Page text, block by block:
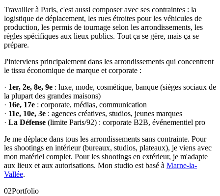
Travailler à Paris, c'est aussi composer avec ses contraintes : la
logistique de déplacement, les rues étroites pour les véhicules de
production, les permis de tournage selon les arrondissements, les
règles spécifiques aux lieux publics. Tout ça se gère, mais ça se
prépare.
J'interviens principalement dans les arrondissements qui concentrent
le tissu économique de marque et corporate :
· 1er, 2e, 8e, 9e : luxe, mode, cosmétique, banque (sièges sociaux de
la plupart des grandes maisons)
· 16e, 17e : corporate, médias, communication
· 11e, 10e, 3e : agences créatives, studios, jeunes marques
· La Défense (limite Paris/92) : corporate B2B, événementiel pro
Je me déplace dans tous les arrondissements sans contrainte. Pour
les shootings en intérieur (bureaux, studios, plateaux), je viens avec
mon matériel complet. Pour les shootings en extérieur, je m'adapte
aux lieux et aux autorisations. Mon studio est basé à Marne-la-
Vallée.
02Portfolio